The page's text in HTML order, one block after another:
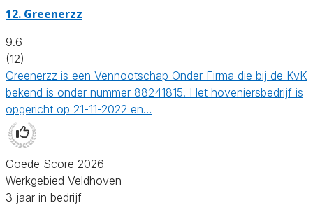
12. Greenerzz
9.6
(12)
Greenerzz is een Vennootschap Onder Firma die bij de KvK
bekend is onder nummer 88241815. Het hoveniersbedrijf is
opgericht op 21-11-2022 en…
Goede Score 2026
Werkgebied Veldhoven
3 jaar in bedrijf